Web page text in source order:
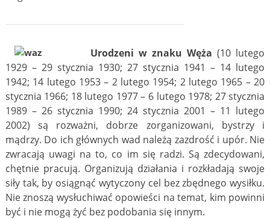
Urodzeni w znaku Węża (10 lutego
1929 – 29 stycznia 1930; 27 stycznia 1941 – 14 lutego
1942; 14 lutego 1953 – 2 lutego 1954; 2 lutego 1965 – 20
stycznia 1966; 18 lutego 1977 – 6 lutego 1978; 27 stycznia
1989 – 26 stycznia 1990; 24 stycznia 2001 – 11 lutego
2002) są rozważni, dobrze zorganizowani, bystrzy i
mądrzy. Do ich głównych wad należą zazdrość i upór. Nie
zwracają uwagi na to, co im się radzi. Są zdecydowani,
chętnie pracują. Organizują działania i rozkładają swoje
siły tak, by osiągnąć wytyczony cel bez zbędnego wysiłku.
Nie znoszą wysłuchiwać opowieści na temat, kim powinni
być i nie mogą żyć bez podobania się innym.